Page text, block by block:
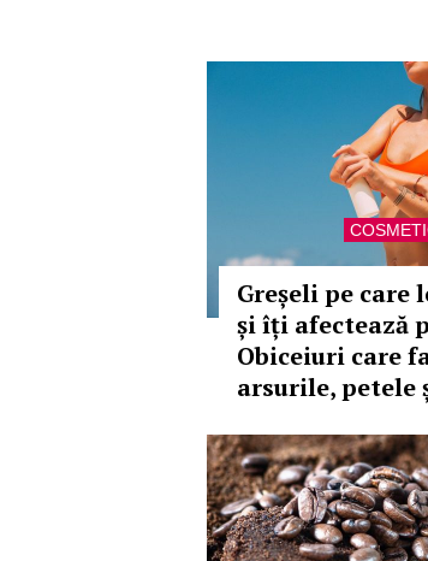
Greșeli pe care
și îți afectează
Obiceiuri care
arsurile,